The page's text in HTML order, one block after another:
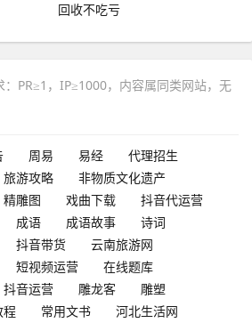
回收不吃亏
：PR≥1，IP≥1000，内容属同类网站，无
周易 易经
代理招生
旅游攻略
非物质文化遗产
精雕图 戏曲下载
抖音代运营
成语 成语故事
诗词
抖音带货
云南旅游网
短视频运营
在线题库
抖音运营 雕龙客
雕塑
程 常用文书
河北生活网